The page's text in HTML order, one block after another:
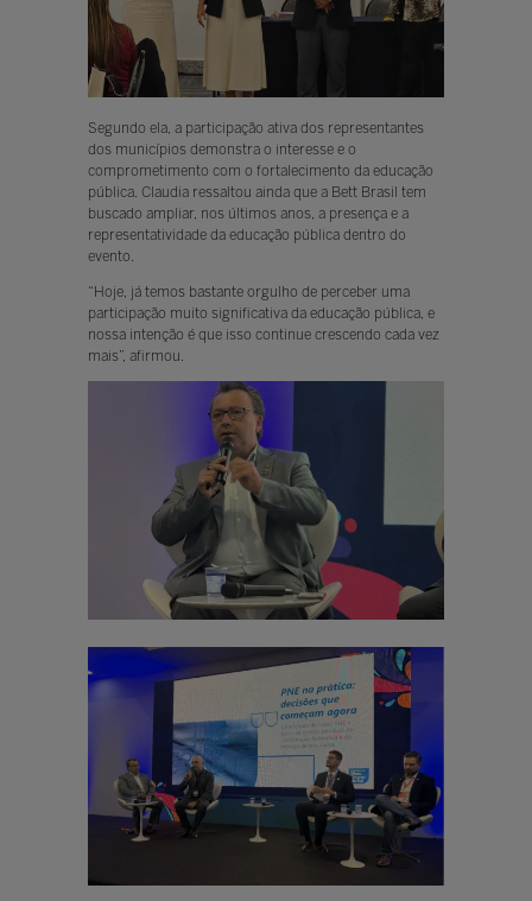
Segundo ela, a participação ativa dos representantes
dos municípios demonstra o interesse e o
comprometimento com o fortalecimento da educação
pública. Claudia ressaltou ainda que a Bett Brasil tem
buscado ampliar, nos últimos anos, a presença e a
representatividade da educação pública dentro do
evento.
“Hoje, já temos bastante orgulho de perceber uma
participação muito significativa da educação pública, e
nossa intenção é que isso continue crescendo cada vez
mais”, afirmou.